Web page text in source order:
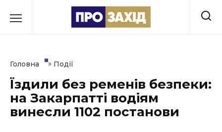
до
Культура
Освіта
Головна » Події
Їздили без ременів безпеки:
на Закарпатті водіям
винесли 1102 постанови